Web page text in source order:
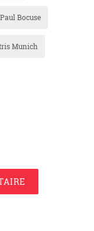
Paul Bocuse
Munich